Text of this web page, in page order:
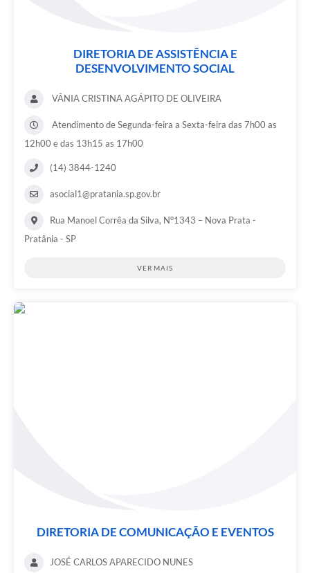
DIRETORIA DE ASSISTÊNCIA E
DESENVOLVIMENTO SOCIAL
VÂNIA CRISTINA AGÁPITO DE OLIVEIRA
Atendimento de Segunda-feira a Sexta-feira das 7h00 as
12h00 e das 13h15 as 17h00
(14) 3844-1240
asocial1@pratania.sp.gov.br
Rua Manoel Corrêa da Silva, N°1343 – Nova Prata -
Pratânia - SP
VER MAIS
DIRETORIA DE COMUNICAÇÃO E EVENTOS
JOSÉ CARLOS APARECIDO NUNES